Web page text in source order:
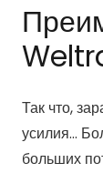
Так что,
усилия…
больших